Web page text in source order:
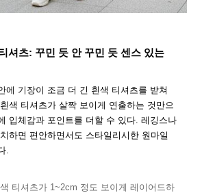
셔츠: 꾸민 듯 안 꾸민 듯 센스 있는
에 기장이 조금 더 긴 흰색 티셔츠를 받쳐
색 티셔츠가 살짝 보이게 연출하는 것만으
입체감과 포인트를 더할 수 있다. 레깅스나
하면 편안하면서도 스타일리시한 원마일
.
티셔츠가 1~2cm 정도 보이게 레이어드하